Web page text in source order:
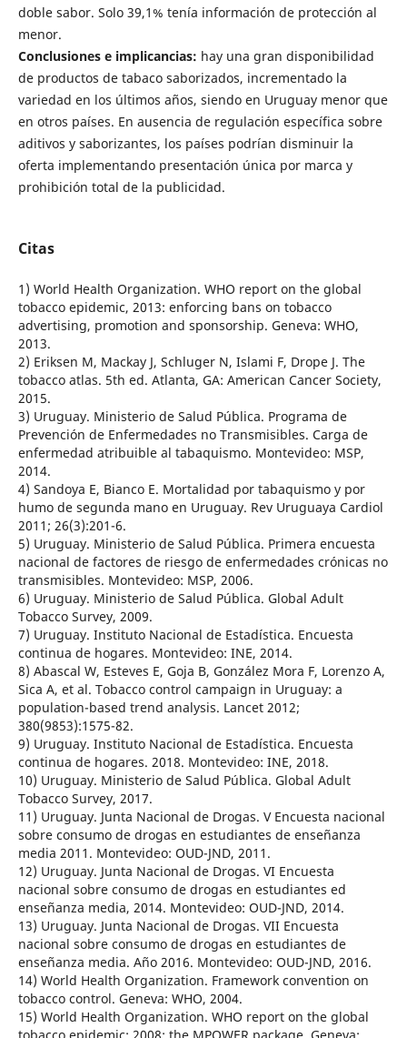
doble sabor. Solo 39,1% tenía información de protección al
menor.
Conclusiones e implicancias: hay una gran disponibilidad
de productos de tabaco saborizados, incrementado la
variedad en los últimos años, siendo en Uruguay menor que
en otros países. En ausencia de regulación específica sobre
aditivos y saborizantes, los países podrían disminuir la
oferta implementando presentación única por marca y
prohibición total de la publicidad.
Citas
1) World Health Organization. WHO report on the global
tobacco epidemic, 2013: enforcing bans on tobacco
advertising, promotion and sponsorship. Geneva: WHO,
2013.
2) Eriksen M, Mackay J, Schluger N, Islami F, Drope J. The
tobacco atlas. 5th ed. Atlanta, GA: American Cancer Society,
2015.
3) Uruguay. Ministerio de Salud Pública. Programa de
Prevención de Enfermedades no Transmisibles. Carga de
enfermedad atribuible al tabaquismo. Montevideo: MSP,
2014.
4) Sandoya E, Bianco E. Mortalidad por tabaquismo y por
humo de segunda mano en Uruguay. Rev Uruguaya Cardiol
2011; 26(3):201-6.
5) Uruguay. Ministerio de Salud Pública. Primera encuesta
nacional de factores de riesgo de enfermedades crónicas no
transmisibles. Montevideo: MSP, 2006.
6) Uruguay. Ministerio de Salud Pública. Global Adult
Tobacco Survey, 2009.
7) Uruguay. Instituto Nacional de Estadística. Encuesta
continua de hogares. Montevideo: INE, 2014.
8) Abascal W, Esteves E, Goja B, González Mora F, Lorenzo A,
Sica A, et al. Tobacco control campaign in Uruguay: a
population-based trend analysis. Lancet 2012;
380(9853):1575-82.
9) Uruguay. Instituto Nacional de Estadística. Encuesta
continua de hogares. 2018. Montevideo: INE, 2018.
10) Uruguay. Ministerio de Salud Pública. Global Adult
Tobacco Survey, 2017.
11) Uruguay. Junta Nacional de Drogas. V Encuesta nacional
sobre consumo de drogas en estudiantes de enseñanza
media 2011. Montevideo: OUD-JND, 2011.
12) Uruguay. Junta Nacional de Drogas. VI Encuesta
nacional sobre consumo de drogas en estudiantes ed
enseñanza media, 2014. Montevideo: OUD-JND, 2014.
13) Uruguay. Junta Nacional de Drogas. VII Encuesta
nacional sobre consumo de drogas en estudiantes de
enseñanza media. Año 2016. Montevideo: OUD-JND, 2016.
14) World Health Organization. Framework convention on
tobacco control. Geneva: WHO, 2004.
15) World Health Organization. WHO report on the global